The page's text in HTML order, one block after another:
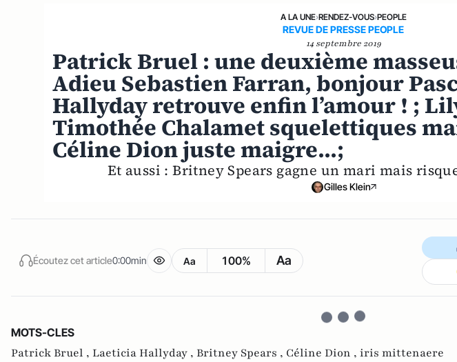
A LA UNE›RENDEZ-VOUS›PEOPLE
REVUE DE PRESSE PEOPLE
14 septembre 2019
Patrick Bruel : une deuxième
Adieu Sebastien Farran, bonjour
Hallyday retrouve enfin l’amour ! ;
Timothée Chalamet squelettiques
Céline Dion juste maigre...;
Et aussi : Britney Spears gagne un mari mais
Gilles Klein
Écoutez cet article0:00min Aa 100% Aa
MOTS-CLES
Patrick Bruel , Laeticia Hallyday , Britney Spears , Céline Dion , iris mittenaere